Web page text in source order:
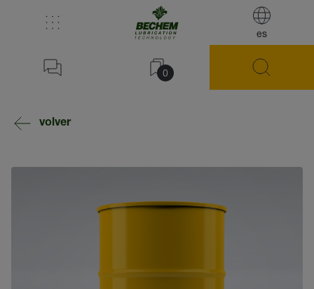
es
0
volver